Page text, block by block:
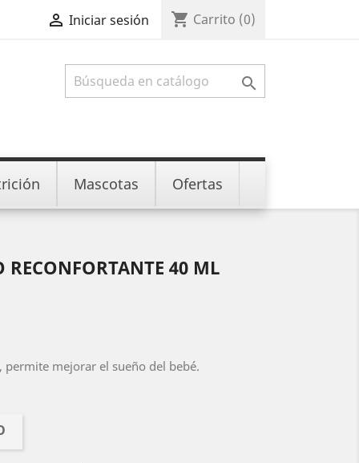
 Iniciar sesión shopping_cart Carrito (0)

Mascotas Ofertas
RECONFORTANTE 40 ML
permite mejorar el sueño del bebé.